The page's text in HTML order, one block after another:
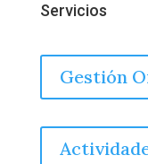
Servicios
Gestión